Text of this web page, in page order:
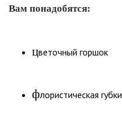
Вам понадобятся:
цветочный горшок
флористическая